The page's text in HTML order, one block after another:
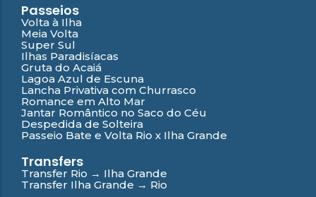
Passeios
Volta à Ilha
Meia Volta
Super Sul
Ilhas Paradisíacas
Gruta do Acaiá
Lagoa Azul de Escuna
Lancha Privativa com Churrasco
Romance em Alto Mar
Jantar Romântico no Saco do Céu
Despedida de Solteira
Passeio Bate e Volta Rio x Ilha Grande
Transfers
Transfer Rio → Ilha Grande
Transfer Ilha Grande → Rio